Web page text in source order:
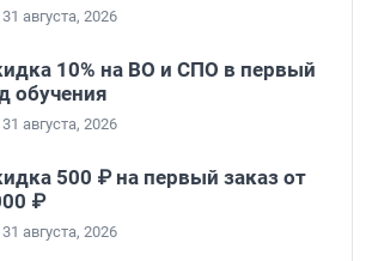
августа, 2026
10% на ВО и СПО в первый
обучения
августа, 2026
500 ₽ на первый заказ от
₽
августа, 2026